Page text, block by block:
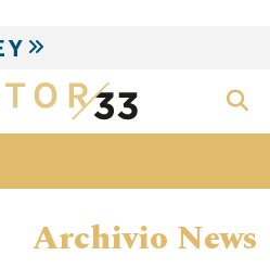
Archivio News